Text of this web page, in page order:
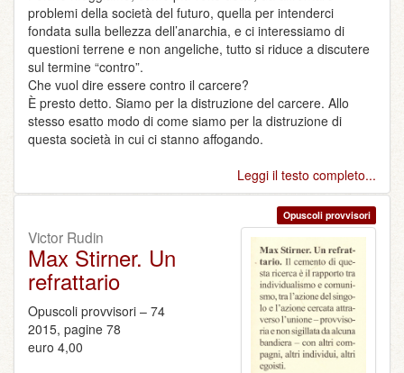
problemi della società del futuro, quella per intenderci
fondata sulla bellezza dell’anarchia, e ci interessiamo di
questioni terrene e non angeliche, tutto si riduce a discutere
sul termine “contro”.
Che vuol dire essere contro il carcere?
È presto detto. Siamo per la distruzione del carcere. Allo
stesso esatto modo di come siamo per la distruzione di
questa società in cui ci stanno affogando.
Leggi il testo completo...
Opuscoli provvisori
Victor Rudin
Max Stirner. Un
refrattario
Opuscoli provvisori – 74
2015, pagine 78
euro 4,00